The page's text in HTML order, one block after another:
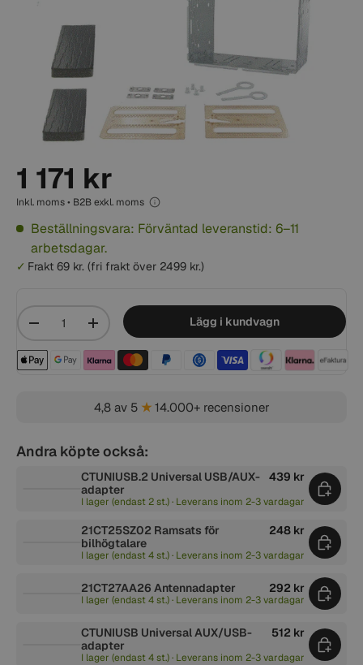
1 171 kr
Inkl. moms • B2B exkl. moms
Beställningsvara: Förväntad leveranstid: 6–11
arbetsdagar.
Frakt 69 kr. (fri frakt över 2499 kr.)
-
+ Lägg i kundvagn
Betalningsmetoder
4,8 av 5 ★14.000+ recensioner
Andra köpte också:
CTUNIUSB.2 Universal USB/AUX-
adapter
439 kr
I lager (endast 2 st.) · Leverans inom 2-3 vardagar
21CT25SZ02 Ramsats för
bilhögtalare
248 kr
I lager (endast 4 st.) · Leverans inom 2-3 vardagar
21CT27AA26 Antennadapter 292 kr
I lager (endast 4 st.) · Leverans inom 2-3 vardagar
CTUNIUSB Universal AUX/USB-
adapter
512 kr
I lager (endast 4 st.) · Leverans inom 2-3 vardagar